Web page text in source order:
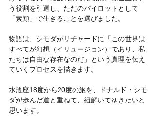
う役割を引退し、ただのパイロットとして
「素顔」で生きることを選びました。
物語は、シモダがリチャードに「この世界は
すべてが幻想（イリュージョン）であり、私
たちは自由な存在なのだ」という真理を伝え
ていくプロセスを描きます。
水瓶座18度から20度の旅を、ドナルド・シモ
ダが歩んだ道と重ねて、紐解いてゆきたいと
思います。